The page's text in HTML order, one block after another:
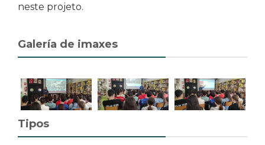
neste projeto.
Galería de imaxes
Tipos